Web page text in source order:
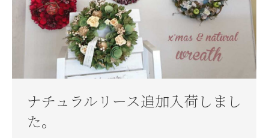
ナチュラルリース追加入荷しまし
た。